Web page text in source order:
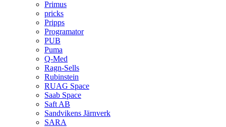
Primus
pricks
Pripps
Programator
PUB
Puma
Q‑Med
Ragn-Sells
Rubinstein
RUAG Space
Saab Space
Saft AB
Sandvikens Järnverk
SARA